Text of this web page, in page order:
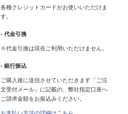
各種クレジットカードがお使いいただけま
す。
- 代金引換
※代金引換は現在ご利用いただけません。
- 銀行振込
ご購入後に送信させていただきます「ご注
文受付メール」に記載の、弊社指定口座へ
ご請求金額をお振込みください。